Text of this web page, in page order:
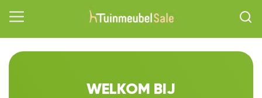
WELKOM BIJ